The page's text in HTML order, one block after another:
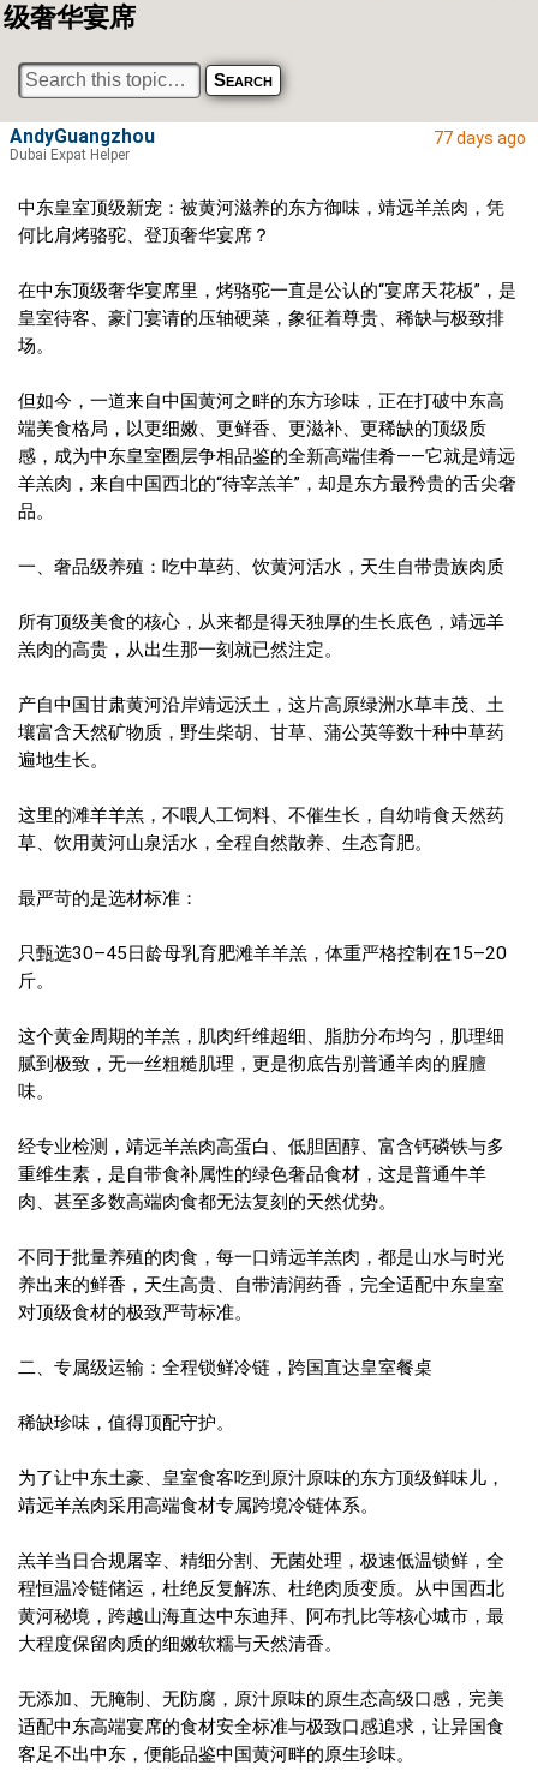
级奢华宴席
77 days ago
中东皇室顶级新宠：被黄河滋养的东方御味，靖远羊羔肉，凭
何比肩烤骆驼、登顶奢华宴席？
在中东顶级奢华宴席里，烤骆驼一直是公认的“宴席天花板”，是
皇室待客、豪门宴请的压轴硬菜，象征着尊贵、稀缺与极致排
场。
但如今，一道来自中国黄河之畔的东方珍味，正在打破中东高
端美食格局，以更细嫩、更鲜香、更滋补、更稀缺的顶级质
感，成为中东皇室圈层争相品鉴的全新高端佳肴——它就是靖远
羊羔肉，来自中国西北的“待宰羔羊”，却是东方最矜贵的舌尖奢
品。
一、奢品级养殖：吃中草药、饮黄河活水，天生自带贵族肉质
所有顶级美食的核心，从来都是得天独厚的生长底色，靖远羊
羔肉的高贵，从出生那一刻就已然注定。
产自中国甘肃黄河沿岸靖远沃土，这片高原绿洲水草丰茂、土
壤富含天然矿物质，野生柴胡、甘草、蒲公英等数十种中草药
遍地生长。
这里的滩羊羊羔，不喂人工饲料、不催生长，自幼啃食天然药
草、饮用黄河山泉活水，全程自然散养、生态育肥。
最严苛的是选材标准：
只甄选30–45日龄母乳育肥滩羊羊羔，体重严格控制在15–20
斤。
这个黄金周期的羊羔，肌肉纤维超细、脂肪分布均匀，肌理细
腻到极致，无一丝粗糙肌理，更是彻底告别普通羊肉的腥膻
味。
经专业检测，靖远羊羔肉高蛋白、低胆固醇、富含钙磷铁与多
重维生素，是自带食补属性的绿色奢品食材，这是普通牛羊
肉、甚至多数高端肉食都无法复刻的天然优势。
不同于批量养殖的肉食，每一口靖远羊羔肉，都是山水与时光
养出来的鲜香，天生高贵、自带清润药香，完全适配中东皇室
对顶级食材的极致严苛标准。
二、专属级运输：全程锁鲜冷链，跨国直达皇室餐桌
稀缺珍味，值得顶配守护。
为了让中东土豪、皇室食客吃到原汁原味的东方顶级鲜味儿，
靖远羊羔肉采用高端食材专属跨境冷链体系。
羔羊当日合规屠宰、精细分割、无菌处理，极速低温锁鲜，全
程恒温冷链储运，杜绝反复解冻、杜绝肉质变质。从中国西北
黄河秘境，跨越山海直达中东迪拜、阿布扎比等核心城市，最
大程度保留肉质的细嫩软糯与天然清香。
无添加、无腌制、无防腐，原汁原味的原生态高级口感，完美
适配中东高端宴席的食材安全标准与极致口感追求，让异国食
客足不出中东，便能品鉴中国黄河畔的原生珍味。
AndyGuangzhou
Dubai Expat Helper